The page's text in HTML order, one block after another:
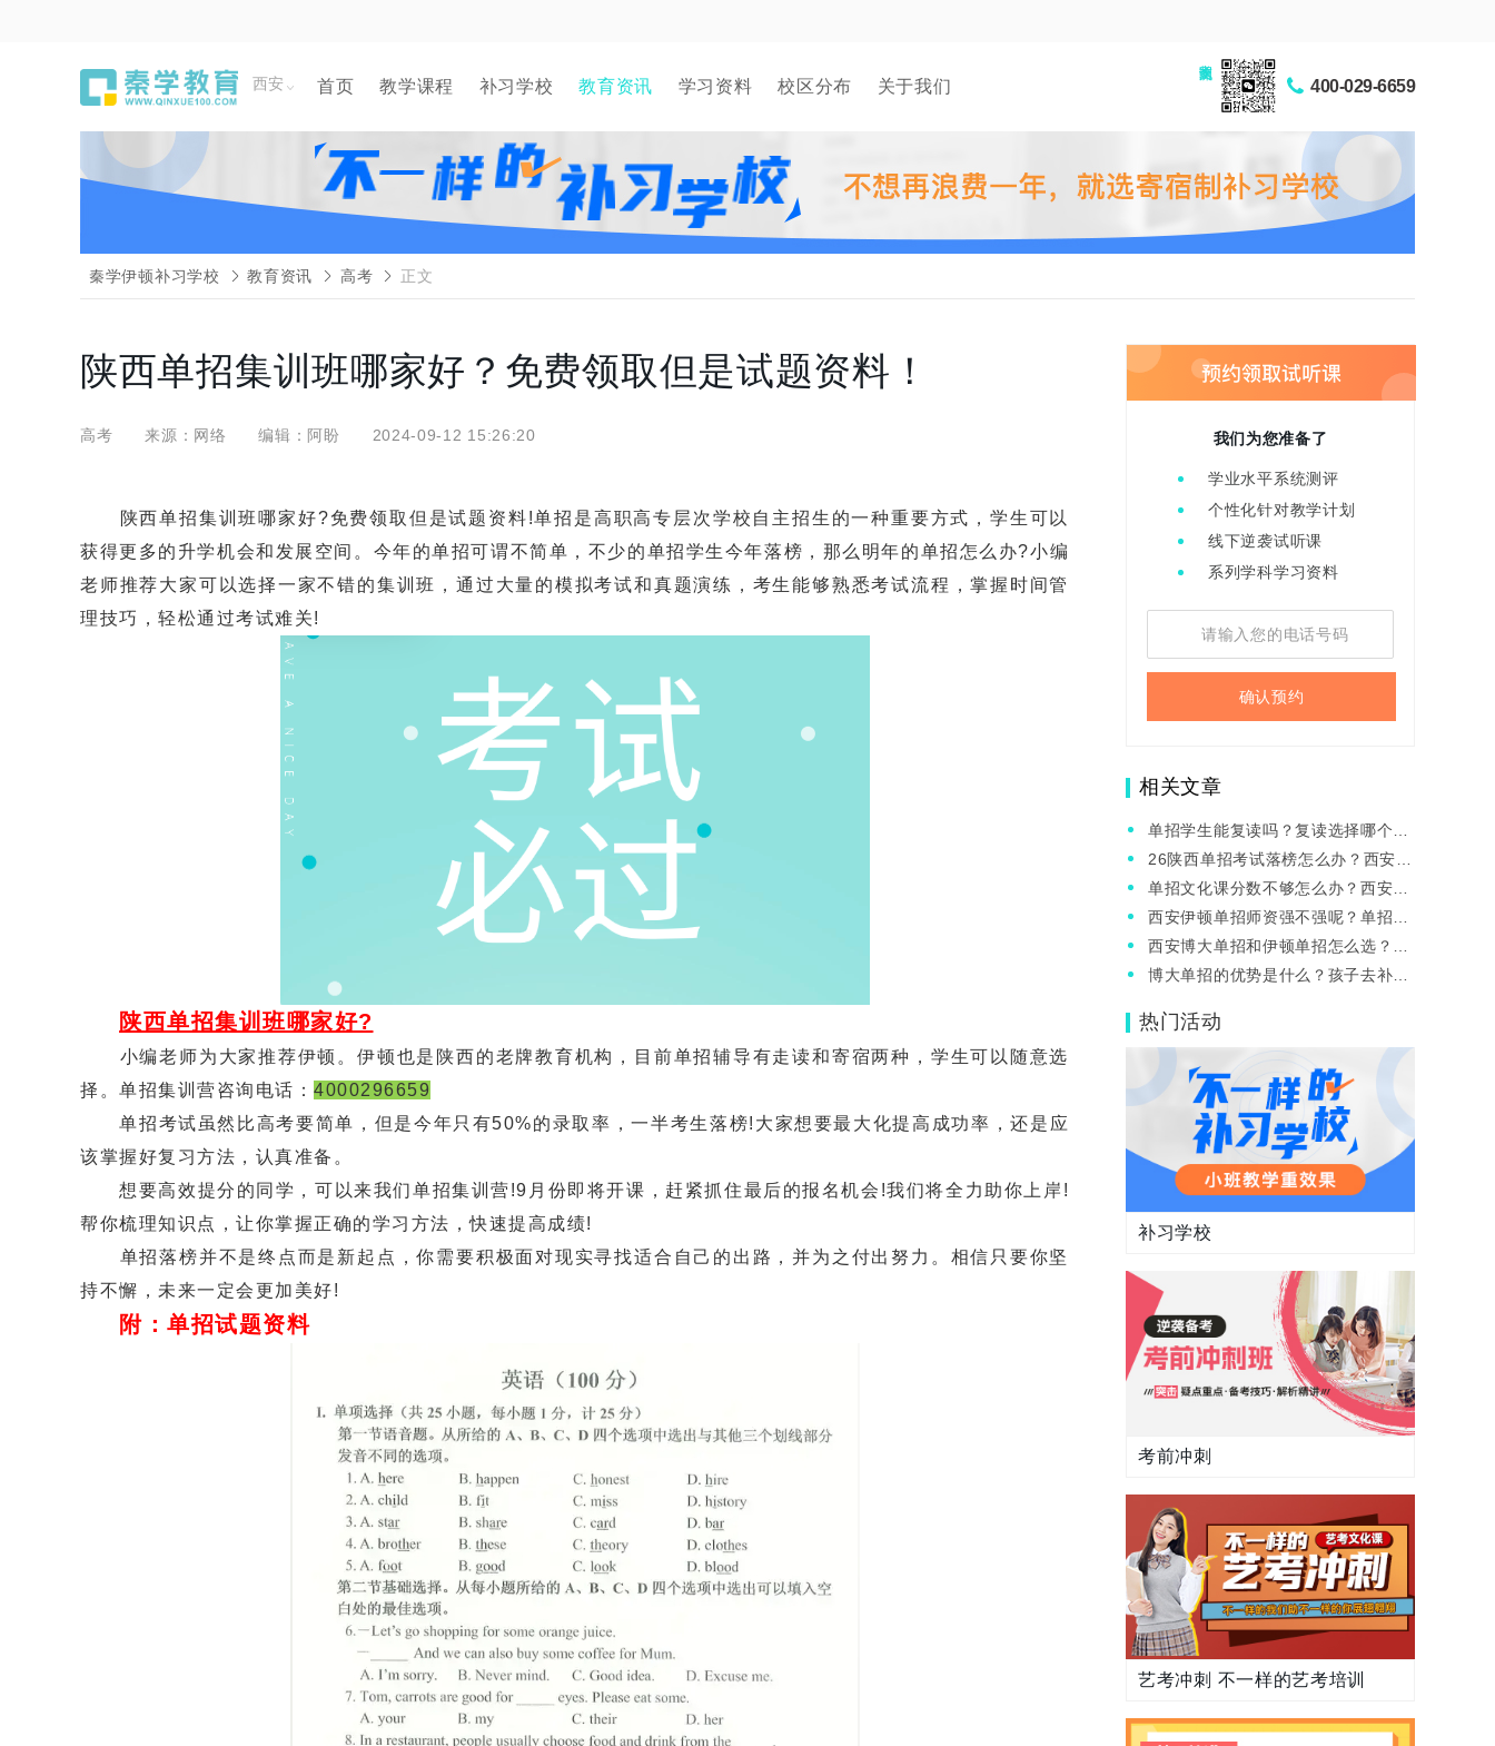
西安 首页 教学课程 补习学校 教育资讯 学习资料 校区分布 关于我们 400-029-6659
秦学伊顿补习学校 教育资讯 高考 正文
陕西单招集训班哪家好？免费领取但是试题资料！
高考 来源：网络 编辑：阿盼 2024-09-12 15:26:20
陕西单招集训班哪家好?免费领取但是试题资料!单招是高职高专层次学校自主招生的一种重要方式，学生可以
获得更多的升学机会和发展空间。今年的单招可谓不简单，不少的单招学生今年落榜，那么明年的单招怎么办?小编
老师推荐大家可以选择一家不错的集训班，通过大量的模拟考试和真题演练，考生能够熟悉考试流程，掌握时间管
理技巧，轻松通过考试难关!
陕西单招集训班哪家好?
小编老师为大家推荐伊顿。伊顿也是陕西的老牌教育机构，目前单招辅导有走读和寄宿两种，学生可以随意选
择。单招集训营咨询电话： 4000296659
单招考试虽然比高考要简单，但是今年只有50%的录取率，一半考生落榜!大家想要最大化提高成功率，还是应
该掌握好复习方法，认真准备。
想要高效提分的同学，可以来我们单招集训营!9月份即将开课，赶紧抓住最后的报名机会!我们将全力助你上岸!
帮你梳理知识点，让你掌握正确的学习方法，快速提高成绩!
单招落榜并不是终点而是新起点，你需要积极面对现实寻找适合自己的出路，并为之付出努力。相信只要你坚
持不懈，未来一定会更加美好!
附：单招试题资料
我们为您准备了
学业水平系统测评
个性化针对教学计划
线下逆袭试听课
系列学科学习资料
确认预约
相关文章
单招学生能复读吗？复读选择哪个机
构好？
26陕西单招考试落榜怎么办？西安伊
顿教育有职教高考集训班吗？
单招文化课分数不够怎么办？西安伊
顿单招能复读吗？
西安伊顿单招师资强不强呢？单招面
试常见问题有哪些？
西安博大单招和伊顿单招怎么选？孩
子去哪个比较好？
博大单招的优势是什么？孩子去补习
热门活动
补习学校
考前冲刺
艺考冲刺 不一样的艺考培训